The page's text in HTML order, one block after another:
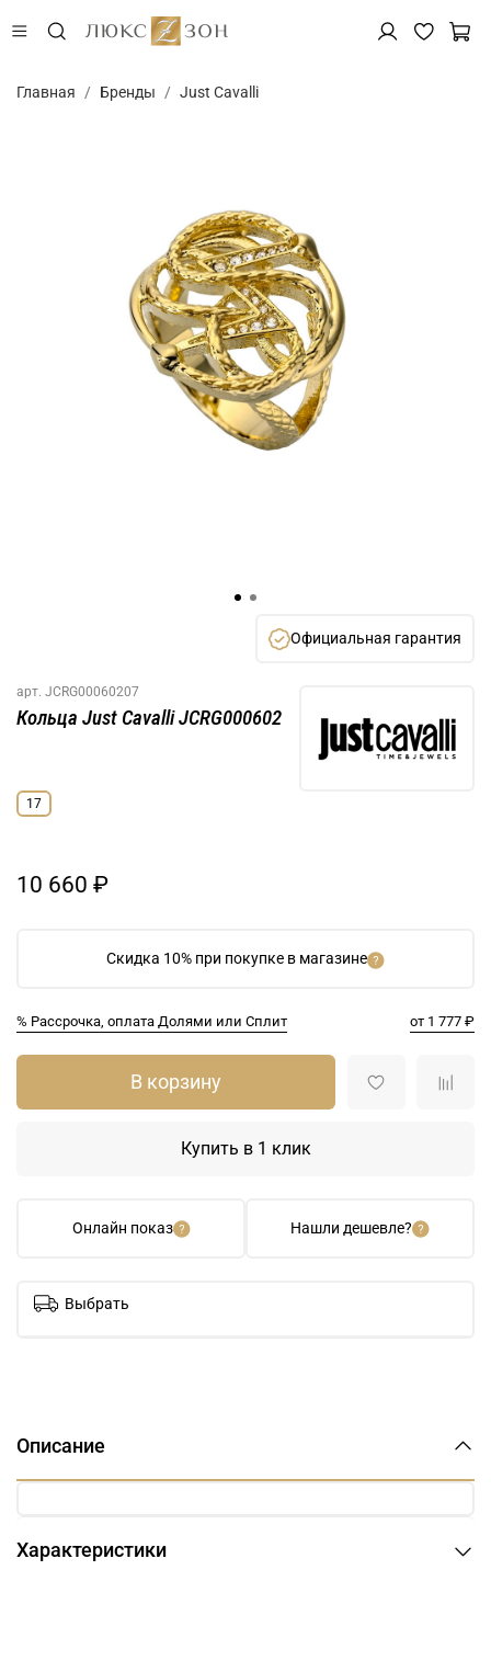
Главная Бренды Just Cavalli
Официальная гарантия
арт. JCRG00060207
Скидка 10% при покупке в магазине
% Рассрочка, оплата Долями или Сплит от 1 777 ₽
Кольца Just Cavalli JCRG000602
17
10 660 ₽
Онлайн показ Нашли дешевле?
В корзину
Купить в 1 клик
Выбрать
Описание
Характеристики